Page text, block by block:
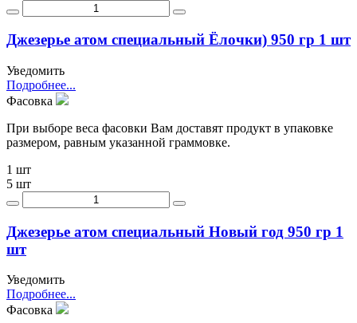
Джезерье атом специальный Ёлочки) 950 гр 1 шт
Уведомить
Подробнее...
Фасовка
При выборе веса фасовки Вам доставят продукт в упаковке
размером, равным указанной граммовке.
1 шт
5 шт
Джезерье атом специальный Новый год 950 гр 1
шт
Уведомить
Подробнее...
Фасовка